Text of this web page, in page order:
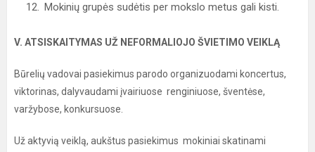
Mokinių grupės sudėtis per mokslo metus gali kisti.
V. ATSISKAITYMAS UŽ NEFORMALIOJO ŠVIETIMO VEIKLĄ
Būrelių vadovai pasiekimus parodo organizuodami koncertus,
viktorinas, dalyvaudami įvairiuose renginiuose, šventėse,
varžybose, konkursuose.
Už aktyvią veiklą, aukštus pasiekimus mokiniai skatinami